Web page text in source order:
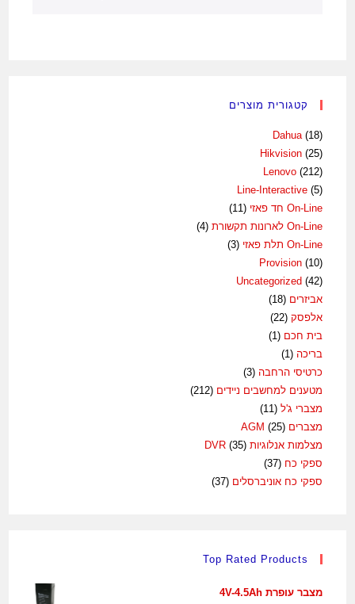
קטגורית מוצרים
Dahua (18)
Hikvision (25)
Lenovo (212)
Line-Interactive (5)
On-Line חד פאזי
(11)
On-Line לארונות תקשורת
(4)
On-Line תלת פאזי
(3)
Provision (10)
Uncategorized (42)
אביזרים (18)
אלפסק (22)
בית חכם (1)
בריכה (1)
כרטיסי הרחבה (3)
מטענים למחשבים ניידים (212)
מצברי ג'ל (11)
מצברים AGM(25)
מצלמות אנלוגיות DVR(35)
ספקי כח (37)
ספקי כח אוניברסלים (37)
Top Rated Products
מצבר עופרת 4V-4.5Ah